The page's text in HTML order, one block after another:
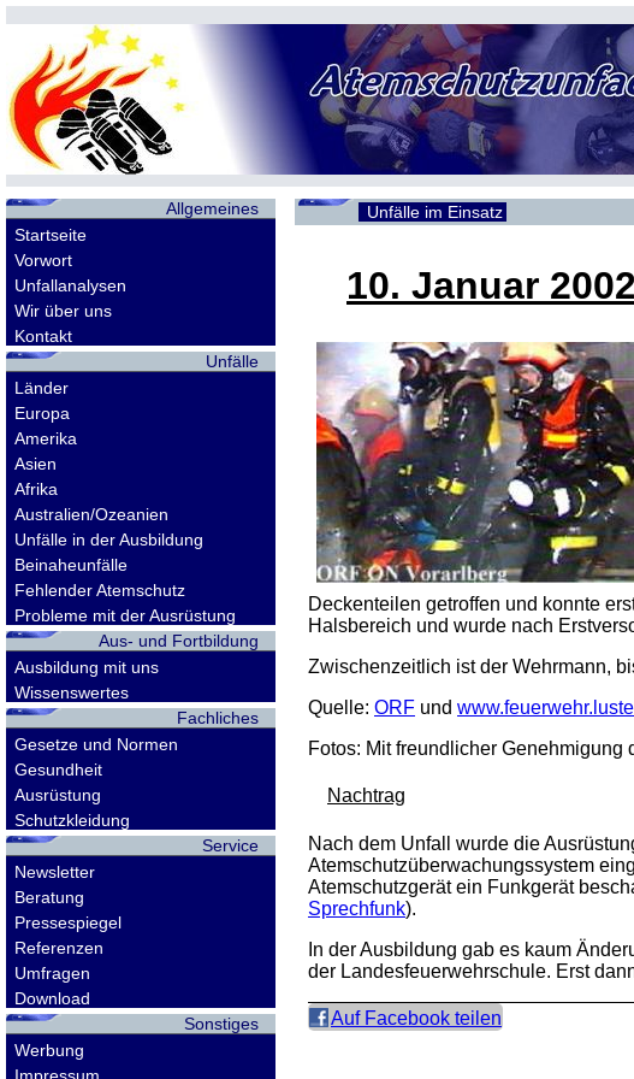
Allgemeines
Startseite
Vorwort
Unfallanalysen
Wir über uns
Kontakt
Unfälle
Länder
Europa
Amerika
Asien
Afrika
Australien/Ozeanien
Unfälle in der Ausbildung
Beinaheunfälle
Fehlender Atemschutz
Probleme mit der Ausrüstung
Aus- und Fortbildung
Ausbildung mit uns
Wissenswertes
Fachliches
Gesetze und Normen
Gesundheit
Ausrüstung
Schutzkleidung
Service
Newsletter
Beratung
Pressespiegel
Referenzen
Umfragen
Download
Sonstiges
Werbung
Unfälle im Einsatz
10. Januar 2002
Deckenteilen getroffen und konnte
Halsbereich und wurde nach
Zwischenzeitlich ist der Wehrmann,
Quelle: ORF und
Fotos: Mit freundlicher
Nachtrag
Nach dem Unfall wurde die
Atemschutzüberwachungssystem
Atemschutzgerät ein Funkgerät
Sprechfunk).
In der Ausbildung gab es kaum
der Landesfeuerwehrschule. Erst
Auf Facebook teilen